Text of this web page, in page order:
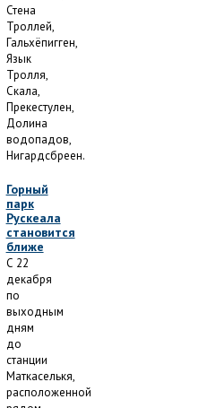
Стена
Троллей,
Гальхёпигген,
Язык
Тролля,
Скала,
Прекестулен,
Долина
водопадов,
Нигардсбреен.
Горный
парк
Рускеала
становится
ближе
С 22
декабря
по
выходным
дням
до
станции
Маткаселькя,
расположенной